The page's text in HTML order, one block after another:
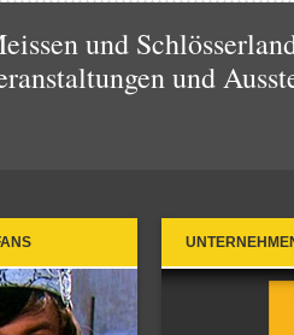
und
und